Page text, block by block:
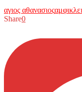
αγιος αθανασιος
Share0